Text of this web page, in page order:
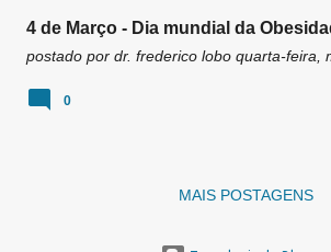
4 de Março - Dia mundial da
postado por dr. frederico lobo quarta-feira,
0
MAIS POSTAGENS